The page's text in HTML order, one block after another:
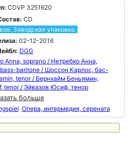
CDVP 3251620
CD
Заводская упаковка.
02-12-2016
DGG
Anna, soprano / Нетребко Анна,
baritone / Шоссон Карлос, бас-
tenor / Бернхайм Беньямин,
tenor / Эйвазов Юсиф, тенор
больше
Опера, интермедия, серената